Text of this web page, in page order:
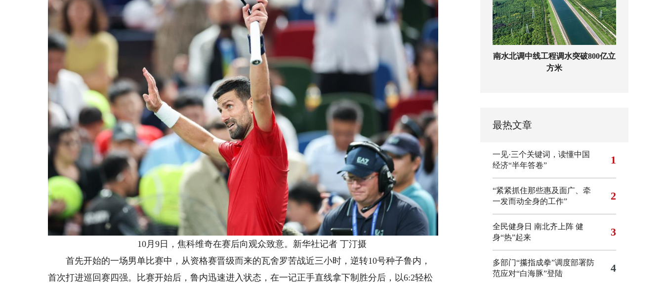
10月9日，焦科维奇在赛后向观众致意。新华社记者 丁汀摄
首先开始的一场男单比赛中，从资格赛晋级而来的瓦舍罗苦战近三小时，逆转10号种子鲁内，
首次打进巡回赛四强。比赛开始后，鲁内迅速进入状态，在一记正手直线拿下制胜分后，以6:2轻松
南水北调中线工程调水突破800亿立
方米
最热文章
一见·三个关键词，读懂中国
经济“半年答卷”
1
“紧紧抓住那些惠及面广、牵
一发而动全身的工作”
2
全民健身日 南北齐上阵 健
身“热”起来
3
多部门“攥指成拳”调度部署防
范应对“白海豚”登陆
4